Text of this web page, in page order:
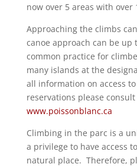
now over 5 areas with over
Approaching the climbs
canoe approach can be
common practice for
many islands at the
all information on access
reservations please consult
www.poissonblanc.ca
Climbing in the parc is a
a privilege to have access
natural place. Therefore,